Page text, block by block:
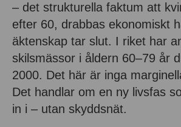
– det strukturella faktum att
efter 60, drabbas ekonomiskt
äktenskap tar slut. I riket har
skilsmässor i åldern 60–79 år
2000. Det här är inga
Det handlar om en ny livsfas
in i – utan skyddsnät.